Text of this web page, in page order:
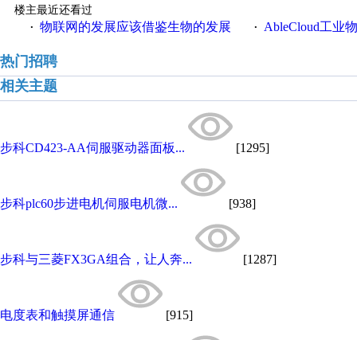
楼主最近还看过
· 物联网的发展应该借鉴生物的发展 · AbleCloud工业物联
热门招聘
相关主题
步科CD423-AA伺服驱动器面板... [1295]
步科plc60步进电机伺服电机微... [938]
步科与三菱FX3GA组合，让人奔... [1287]
电度表和触摸屏通信 [915]